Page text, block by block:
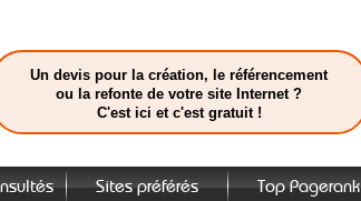
Un devis pour la création, le référencement
ou la refonte de votre site Internet ?
C'est ici et c'est gratuit !
Sites préférés Top Pagerank